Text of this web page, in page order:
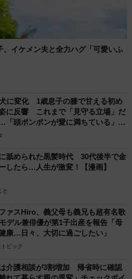
、イケメン夫と全力ハグ「可愛いふ
に変化 1歳息子の膝で甘える初め
に反響 これまで「見守る立場」だ
「頭ポンポンが愛に満ちている」
舐められた黒髪時代 30代後半で金
したら…人生が激変！【漫画】
と
ァスHiro、義父母も義兄も超有名歌
デル兼俳優が第1子出産を報告「母
康…日々、大切に過ごしたい」
トピック
介護相談が3割増加 帰省時に確認